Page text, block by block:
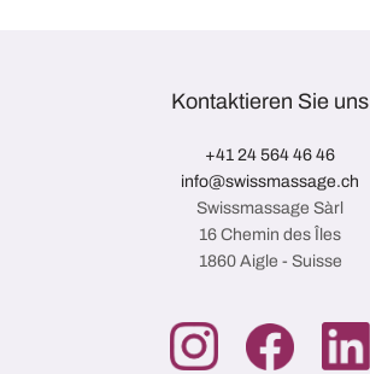
Kontaktieren Sie uns
+41 24 564 46 46
info@swissmassage.ch
Swissmassage Sàrl
16 Chemin des Îles
1860 Aigle - Suisse